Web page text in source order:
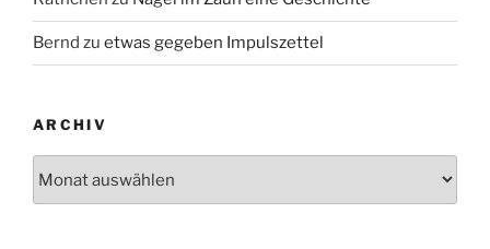
Bernd zu etwas gegeben Impulszettel
ARCHIV